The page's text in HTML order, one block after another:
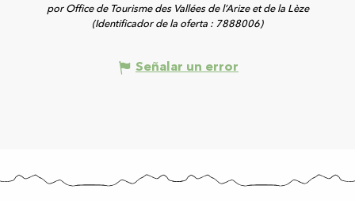
por Office de Tourisme des Vallées de l’Arize et de la Lèze
(Identificador de la oferta : 7888006)
Señalar un error